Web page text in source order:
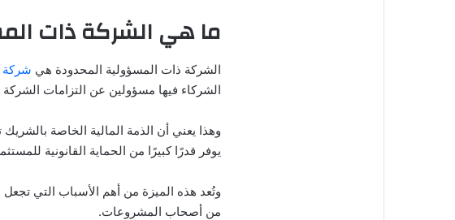
ما هي الشركة ذات
الشركة ذات المسؤولية المحدودة هي شركة
الشركاء فيها مسؤولين عن التزامات
وهذا يعني أن الذمة المالية الخاصة
يوفر قدرًا كبيرًا من الحماية القانونية
وتُعد هذه الميزة من أهم الأسباب التي
من أصحاب المشروعات.